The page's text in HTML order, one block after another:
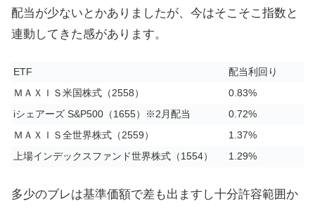
配当が少ないとかありましたが、今はそこそこ指数と
連動してきた感があります。
ETF
配当利回り
ＭＡＸＩＳ米国株式（2558）
0.83%
iシェアーズ S&P500（1655）※2月配当
0.72%
ＭＡＸＩＳ全世界株式（2559）
1.37%
上場インデックスファンド世界株式（1554）
1.29%
多少のブレは基準価額で差も出ますし十分許容範囲か